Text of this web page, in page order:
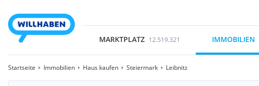
MARKTPLATZ 12.519.321 IMMOBILIEN
Startseite Immobilien Haus kaufen Steiermark Leibnitz